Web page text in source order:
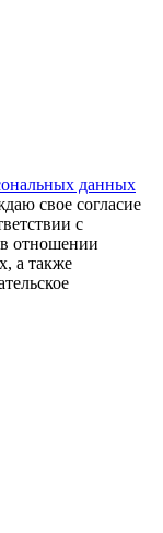
данных
свое согласие
с
отношении
а также